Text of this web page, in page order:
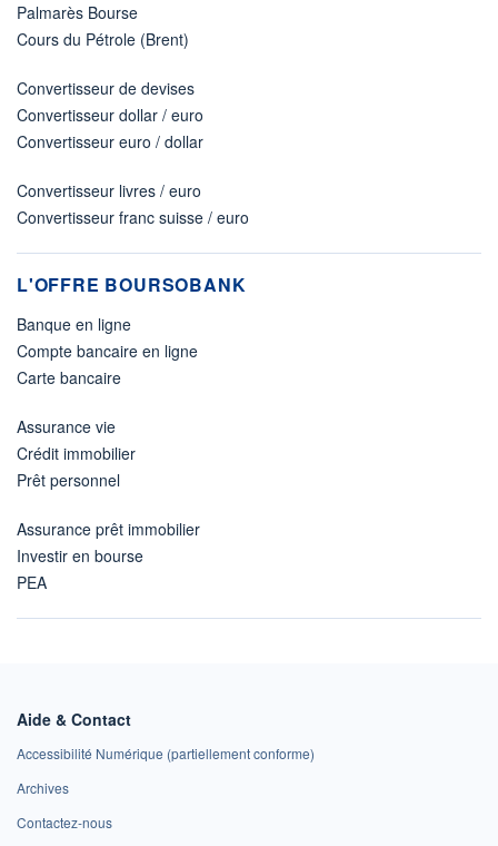
Palmarès Bourse
Cours du Pétrole (Brent)
Convertisseur de devises
Convertisseur dollar / euro
Convertisseur euro / dollar
Convertisseur livres / euro
Convertisseur franc suisse / euro
L'OFFRE BOURSOBANK
Banque en ligne
Compte bancaire en ligne
Carte bancaire
Assurance vie
Crédit immobilier
Prêt personnel
Assurance prêt immobilier
Investir en bourse
PEA
Aide & Contact
Accessibilité Numérique (partiellement conforme)
Archives
Contactez-nous